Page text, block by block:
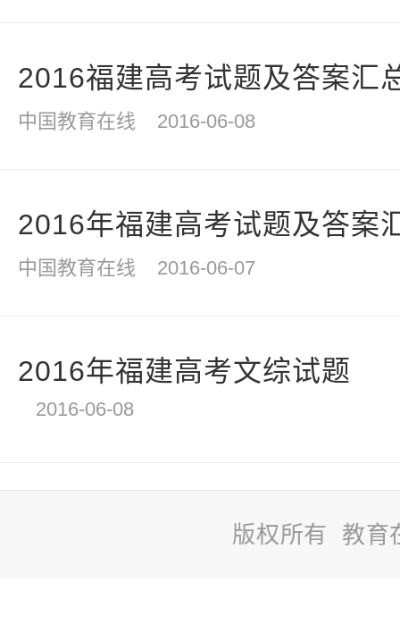
2016福建高考试题及答案汇
中国教育在线 2016-06-08
2016年福建高考试题及答案
中国教育在线 2016-06-07
2016年福建高考文综试题
2016-06-08
版权所有 教育